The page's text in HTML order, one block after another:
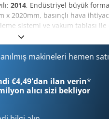
2014, Endüstriyel büyük
2020mm, basınçlı hava
sistemi ve vakum tablası ile
2900mm/1550mm.
makineleri hemen
€4,49'dan ilan verin*
alıcı sizi bekliyor